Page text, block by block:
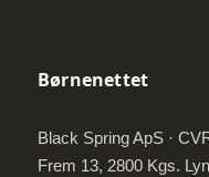
Børnenettet
Black Spring ApS ·
Frem 13, 2800 Kgs.